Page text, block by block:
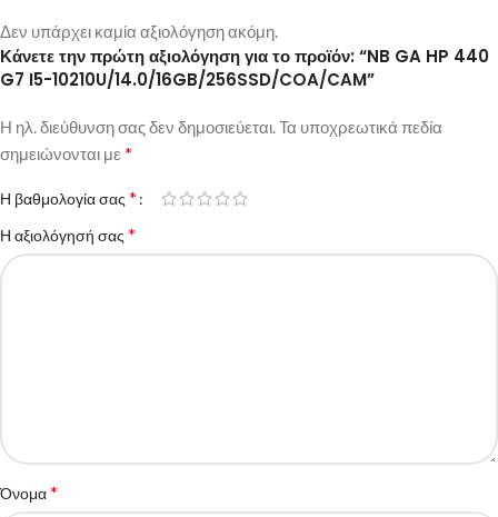
Δεν υπάρχει καμία αξιολόγηση ακόμη.
Κάνετε την πρώτη αξιολόγηση για το προϊόν: “NB GA HP 440
G7 I5-10210U/14.0/16GB/256SSD/COA/CAM”
Η ηλ. διεύθυνση σας δεν δημοσιεύεται.Τα υποχρεωτικά πεδία
σημειώνονται με *
Η βαθμολογία σας *
Η αξιολόγησή σας *
Όνομα*